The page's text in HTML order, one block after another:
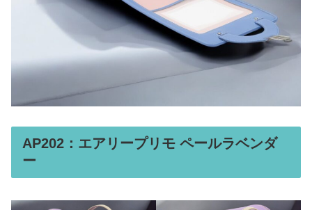
AP202：エアリープリモ ペールラベンダ
ー